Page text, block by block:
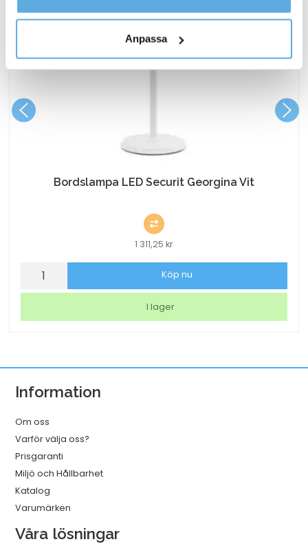
kontaktar oss och på vilket sätt vi behandlar
Anpassa
Bordslampa LED Securit Georgina Vit
1 311,25 kr
Bordslampa
Georgina
Köp nu
I lager
Information
Om oss
Varför välja oss?
Prisgaranti
Miljö och Hållbarhet
Katalog
Varumärken
Våra lösningar